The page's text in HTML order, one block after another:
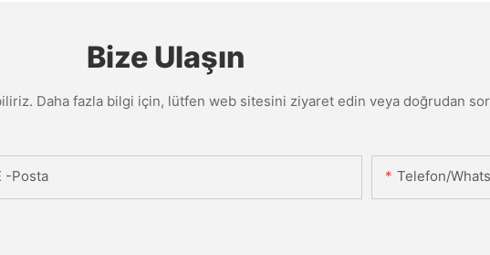
Bize Ulaşın
Daha fazla bilgi için, lütfen web sitesini ziyaret edin veya doğrudan
-posta Telefon/